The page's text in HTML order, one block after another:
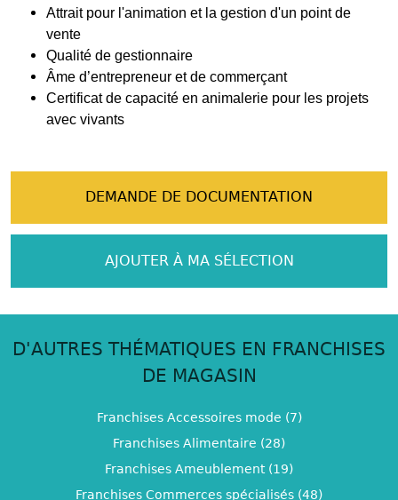
Attrait pour l'animation et la gestion d'un point de
vente
Qualité de gestionnaire
Âme d’entrepreneur et de commerçant
Certificat de capacité en animalerie pour les projets
avec vivants
DEMANDE DE DOCUMENTATION
AJOUTER À MA SÉLECTION
D'AUTRES THÉMATIQUES EN FRANCHISES
DE MAGASIN
Franchises Accessoires mode (7)
Franchises Alimentaire (28)
Franchises Ameublement (19)
Franchises Commerces spécialisés (48)